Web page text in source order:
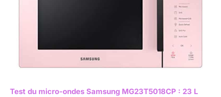
Test du micro-ondes Samsung MG23T5018CP : 23 L